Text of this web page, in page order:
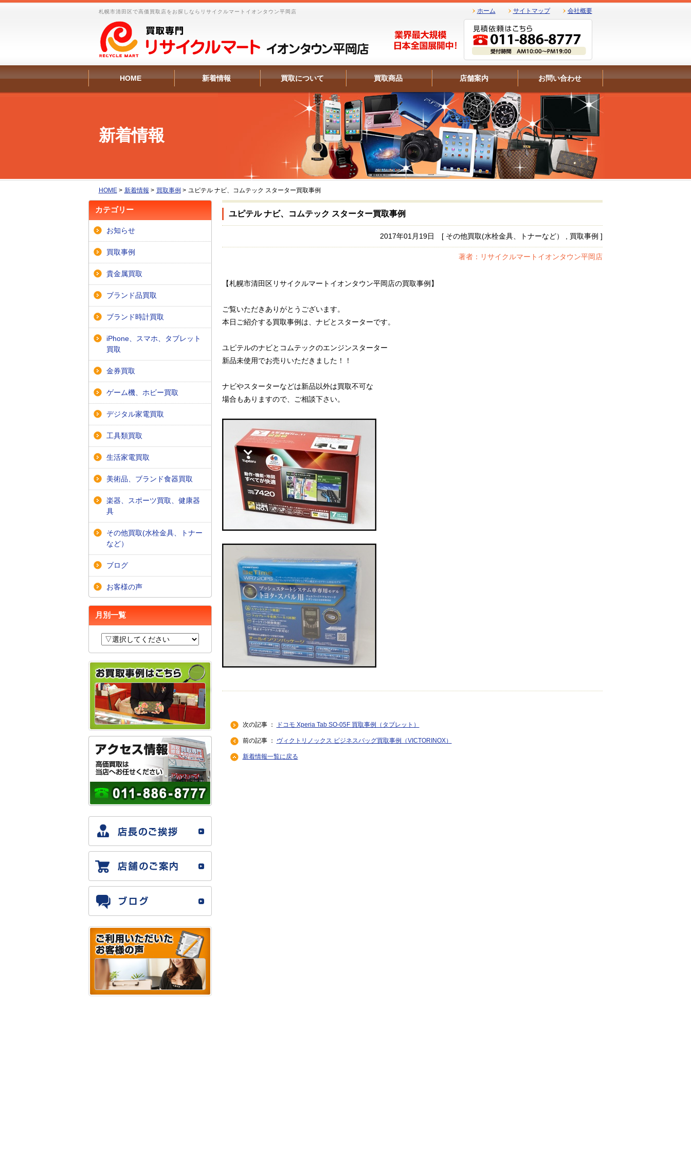
札幌市清田区で高価買取店をお探しならリサイクルマートイオンタウン平岡店 ホーム サイトマップ 会社概要
HOME 新着情報 買取について 買取商品 店舗案内 お問い合わせ
新着情報
HOME> 新着情報 > 買取事例 > ユピテル ナビ、コムテック スターター買取事例
ユピテル ナビ、コムテック スターター買取事例
2017年01月19日 [ その他買取(水栓金具、トナーなど） , 買取事例 ]
著者：リサイクルマートイオンタウン平岡店
【札幌市清田区リサイクルマートイオンタウン平岡店の買取事例】
ご覧いただきありがとうございます。
本日ご紹介する買取事例は、ナビとスターターです。
ユピテルのナビとコムテックのエンジンスターター
新品未使用でお売りいただきました！！
ナビやスターターなどは新品以外は買取不可な
場合もありますので、ご相談下さい。
次の記事 ： ドコモ Xperia Tab SO-05F 買取事例（タブレット）
前の記事 ： ヴィクトリノックス ビジネスバッグ買取事例（VICTORINOX）
新着情報一覧に戻る
カテゴリー
お知らせ
買取事例
貴金属買取
ブランド品買取
ブランド時計買取
iPhone、スマホ、タブレット
買取
金券買取
ゲーム機、ホビー買取
デジタル家電買取
工具類買取
生活家電買取
美術品、ブランド食器買取
楽器、スポーツ買取、健康器
具
その他買取(水栓金具、トナー
など）
ブログ
お客様の声
月別一覧